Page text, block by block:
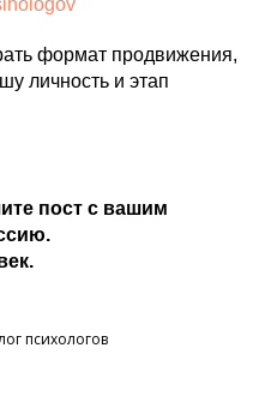
формат продвижения,
личность и этап
пост с вашим
психологов